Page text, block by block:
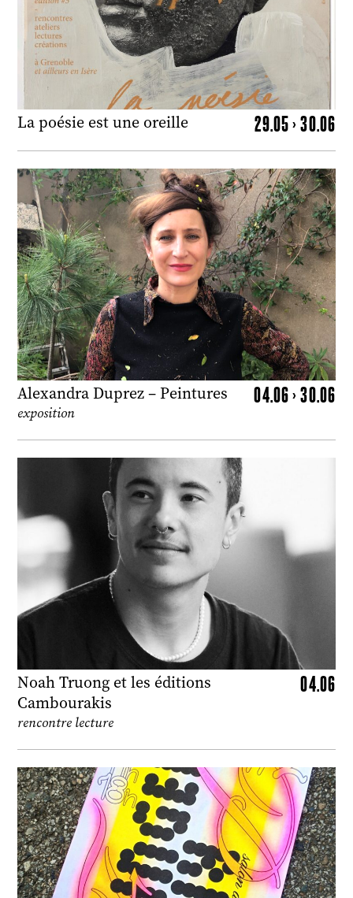
La poésie est une oreille 29.05 > 30.06
Alexandra Duprez – Peintures 04.06 > 30.06
exposition
Noah Truong et les éditions
Cambourakis
04.06
rencontre lecture